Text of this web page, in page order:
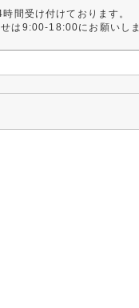
間受け付けております。
せは9:00-18:00にお願いしま